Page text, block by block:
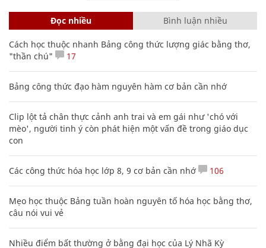
Đọc nhiều Bình luận nhiều
Cách học thuộc nhanh Bảng công thức lượng giác bằng thơ,
"thần chú"
17
Bảng công thức đạo hàm nguyên hàm cơ bản cần nhớ
Clip lột tả chân thực cảnh anh trai và em gái như 'chó với
mèo', người tinh ý còn phát hiện một vấn đề trong giáo dục
con
Các công thức hóa học lớp 8, 9 cơ bản cần nhớ 106
Mẹo học thuộc Bảng tuần hoàn nguyên tố hóa học bằng thơ,
câu nói vui vẻ
Nhiều điểm bất thường ở bằng đại học của Lý Nhã Kỳ